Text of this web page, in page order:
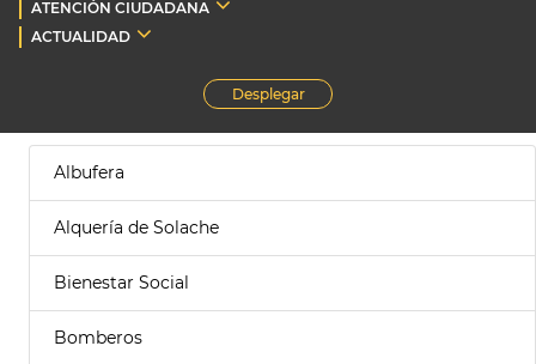
ATENCIÓN CIUDADANA
ACTUALIDAD
Desplegar
Albufera
Alquería de Solache
Bienestar Social
Bomberos